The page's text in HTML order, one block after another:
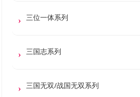
三位一体系列
三国志系列
三国无双/战国无双系列